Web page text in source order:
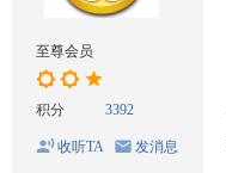
至尊会员
积分 3392
收听TA 发消息